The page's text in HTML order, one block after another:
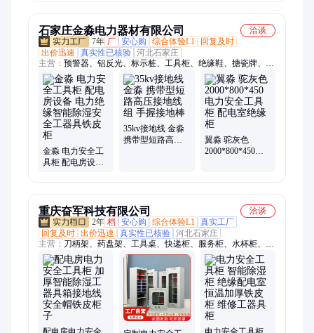
石家庄金淼电力器材有限公司
洽谈
7年 厂 安心购 综合体验L1
回复及时
出价迅速
真实性已核验 河北石家庄
主营： 预警器、铝反光、标示桩、工具柜、绝缘鞋、搪瓷牌、警
示牌、接地线、铝合金、标志牌、绝缘垫、玻璃钢、挡鼠板、绝
缘梯、安全帽、安全带、保安线、指示牌、绝缘靴、验电器、配
电室、测高杆、标示牌、驱鸟器、标志桩
金淼 电力安全工
具柜 配电房设备
35kv接地线 金淼
携带型短路高压
翼淼 驼灰色
2000*800*450电
重庆奋军科技有限公司
洽谈
2年 档 安心购 综合体验L1 真实工厂
回复及时 出价迅速 真实性已核验 河北石家庄
主营： 刀柄架、药盘架、工具桌、快递柜、服务柜、水杯柜、手
机柜、餐具柜、防磁柜、共享柜、文件柜、零件柜、课桌椅、行
军床、小推车、主播台、上下床、安全帽、儿童床、洗手盆、存
放架、垃圾桶、高架床、学习桌、操作台